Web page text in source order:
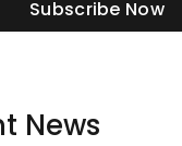
Subscribe Now
News